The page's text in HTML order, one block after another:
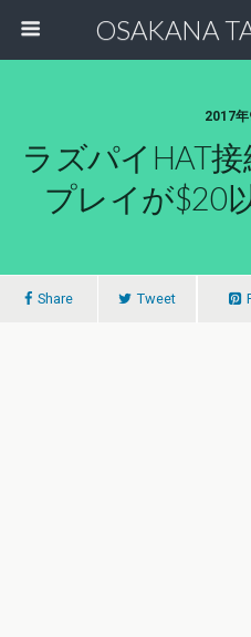
OSAKANA
2017年
ラズパイHAT
プレイが$20
Share Tweet